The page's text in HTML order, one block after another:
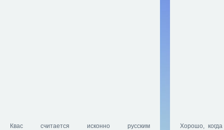
Квас считается исконно русским
Хорошо, когда